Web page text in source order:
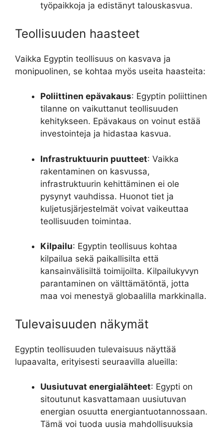
työpaikkoja ja edistänyt talouskasvua.
Teollisuuden haasteet
Vaikka Egyptin teollisuus on kasvava ja
monipuolinen, se kohtaa myös useita haasteita:
Poliittinen epävakaus: Egyptin poliittinen
tilanne on vaikuttanut teollisuuden
kehitykseen. Epävakaus on voinut estää
investointeja ja hidastaa kasvua.
Infrastruktuurin puutteet: Vaikka
rakentaminen on kasvussa,
infrastruktuurin kehittäminen ei ole
pysynyt vauhdissa. Huonot tiet ja
kuljetusjärjestelmät voivat vaikeuttaa
teollisuuden toimintaa.
Kilpailu: Egyptin teollisuus kohtaa
kilpailua sekä paikallisilta että
kansainvälisiltä toimijoilta. Kilpailukyvyn
parantaminen on välttämätöntä, jotta
maa voi menestyä globaalilla markkinalla.
Tulevaisuuden näkymät
Egyptin teollisuuden tulevaisuus näyttää
lupaavalta, erityisesti seuraavilla alueilla:
Uusiutuvat energialähteet: Egypti on
sitoutunut kasvattamaan uusiutuvan
energian osuutta energiantuotannossaan.
Tämä voi tuoda uusia mahdollisuuksia